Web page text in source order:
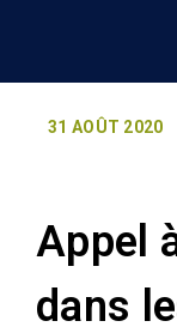
31 AOÛT 2020
Appel
dans